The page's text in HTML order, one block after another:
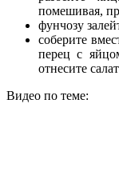
помешивая,
фунчозу
соберите
перец с
отнесите
Видео по теме: